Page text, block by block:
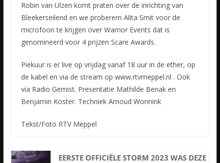
Robin van Ulzen komt praten over de inrichting van
Bleekerseilend en we proberern Alita Smit voor de
microfoon te krijgen over Warrior Events dat is
genomineerd voor 4 prijzen Scare Awards.
Piekuur is er live op vrijdag vanaf 18 uur in de ether, op
de kabel en via de stream op www.rtvmeppel.nl . Ook
via Radio Gemist. Presentatie Mathilde Benak en
Benjamin Koster. Techniek Arnoud Wonnink
Tekst/Foto RTV Meppel
EERSTE OFFICIËLE STORM 2023 WAS DEZE